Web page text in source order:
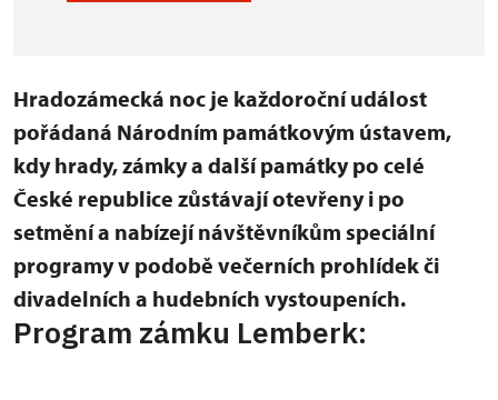
Hradozámecká noc je každoroční událost
pořádaná Národním památkovým ústavem,
kdy hrady, zámky a další památky po celé
České republice zůstávají otevřeny i po
setmění a nabízejí návštěvníkům speciální
programy v podobě večerních prohlídek či
divadelních a hudebních vystoupeních.
Program zámku Lemberk: